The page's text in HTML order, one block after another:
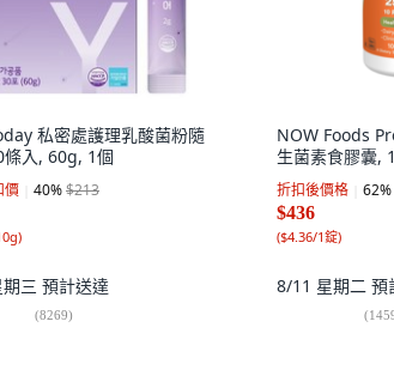
私密處護理乳酸菌粉隨
條入, 60g, 1個
價 40%$213
)
三 預計送達
(8269)
NOW Foods
生菌素食膠囊,
折扣後價格 62%
$436
($4.36/1錠)
8/11 星期二 預
(